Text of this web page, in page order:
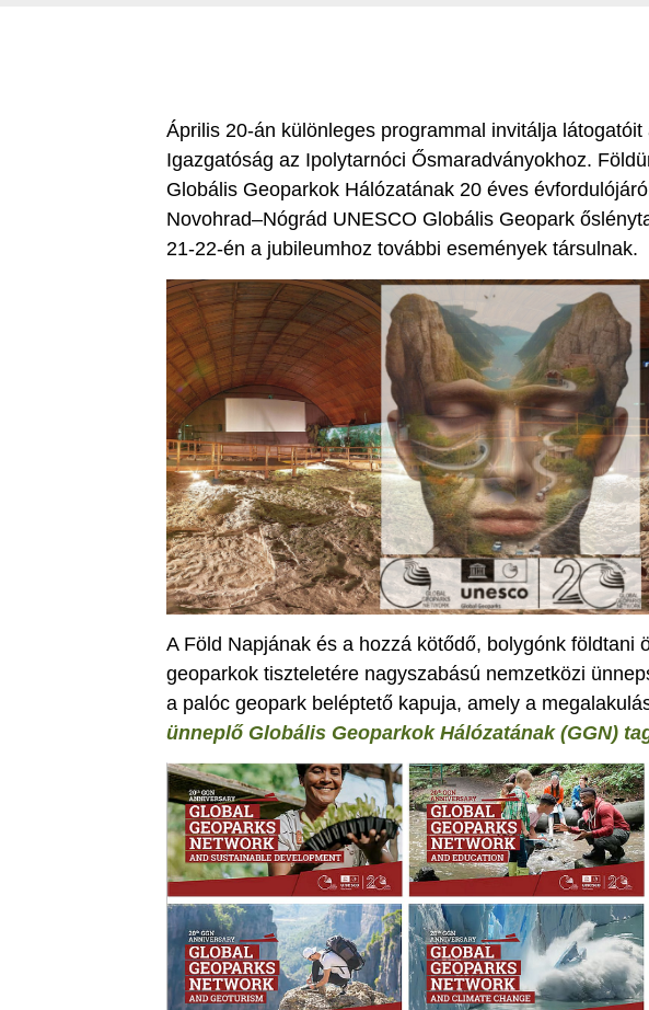
Április 20-án különleges programmal invitálja
Igazgatóság az Ipolytarnóci Ősmaradványokhoz.
Globális Geoparkok Hálózatának 20 éves
Novohrad–Nógrád UNESCO Globális Geopark
21-22-én a jubileumhoz további események társulnak.
A Föld Napjának és a hozzá kötődő, bolygónk földtani
geoparkok tiszteletére nagyszabású nemzetközi
a palóc geopark beléptető kapuja, amely a
ünneplő Globális Geoparkok Hálózatának (GGN)